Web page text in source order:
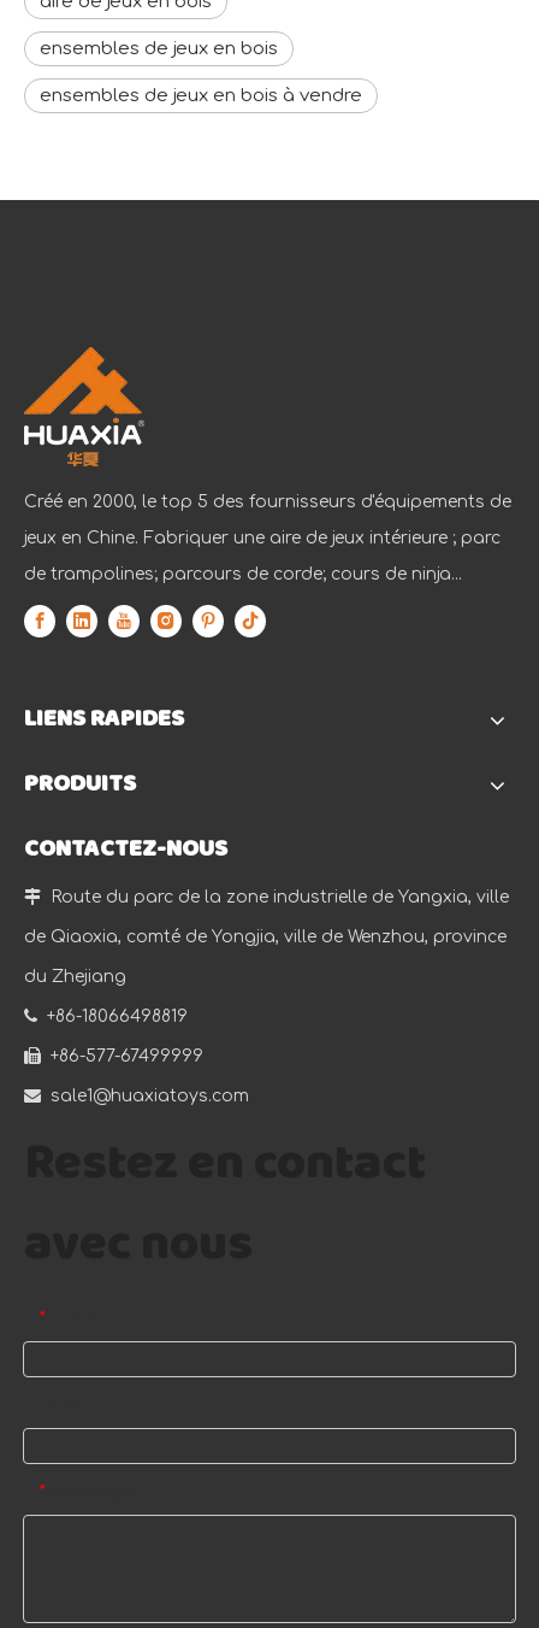
ensembles de jeux en bois
ensembles de jeux en bois à vendre
Créé en 2000, le top 5 des fournisseurs d'équipements de
jeux en Chine. Fabriquer une aire de jeux intérieure ; parc
de trampolines; parcours de corde; cours de ninja...
LIENS RAPIDES
PRODUITS
CONTACTEZ-NOUS
 Route du parc de la zone industrielle de Yangxia, ville
de Qiaoxia, comté de Yongjia, ville de Wenzhou, province
du Zhejiang
 +86-18066498819
 +86-577-67499999
 sale1@huaxiatoys.com
*
*